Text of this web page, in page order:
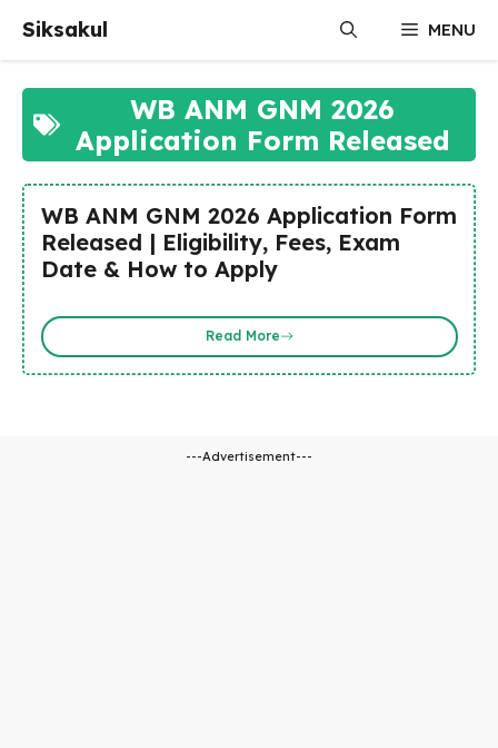
content
Siksakul MENU
WB ANM GNM 2026
Application Form Released
WB ANM GNM 2026 Application Form
Released | Eligibility, Fees, Exam
Date & How to Apply
Read More
---Advertisement---